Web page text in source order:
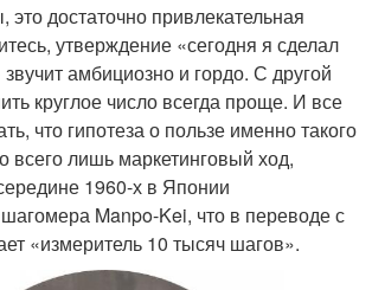
достаточно привлекательная
утверждение «сегодня я сделал
амбициозно и гордо. С другой
круглое число всегда проще. И все
что гипотеза о пользе именно такого
всего лишь маркетинговый ход,
1960-х в Японии
Manpo-Kei, что в переводе с
«измеритель 10 тысяч шагов».